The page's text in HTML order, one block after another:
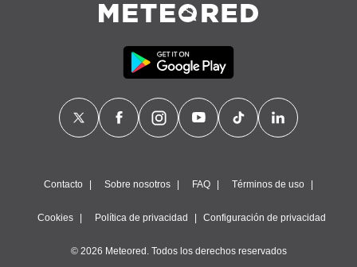
Contacto Sobre nosotros FAQ Términos de uso
Cookies Política de privacidad Configuración de privacidad
© 2026 Meteored. Todos los derechos reservados